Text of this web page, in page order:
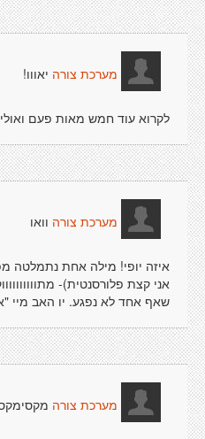
מערכת צורה יאווו!
לקרוא עוד חמש מאות פעם
מערכת צורה וואו
איזה יופי! מילה אחת נתמלטה
אני קצת פלורסנטית)-
שאף אחד לא נפגע. יו האב מיי
מערכת צורה